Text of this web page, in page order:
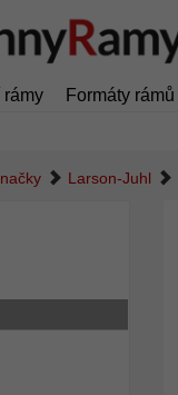
rámy Formáty rámů
Larson-Juhl